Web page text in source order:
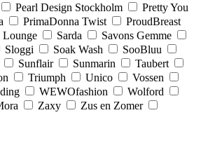
Pearl Design Stockholm
Pretty You
PrimaDonna Twist
ProudBreast
Lounge Sarda
Savons Gemme
Sloggi Soak Wash
SooBluu
Sunflair Sunmarin
Taubert
Triumph Unico
Vossen
WEWOfashion
Wolford
Zaxy Zus en Zomer